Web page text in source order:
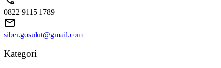
0822 9115 1789
siber.gosulut@gmail.com
Kategori